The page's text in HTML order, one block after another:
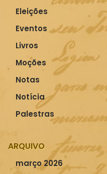
Eleições
Eventos
Livros
Moções
Notas
Notícia
Palestras
ARQUIVO
março 2026